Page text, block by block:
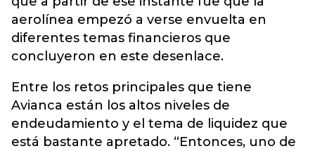
aerolínea empezó a verse envuelta en
diferentes temas financieros que
concluyeron en este desenlace.
Entre los retos principales que tiene
Avianca están los altos niveles de
endeudamiento y el tema de liquidez que
está bastante apretado. “Entonces, uno de